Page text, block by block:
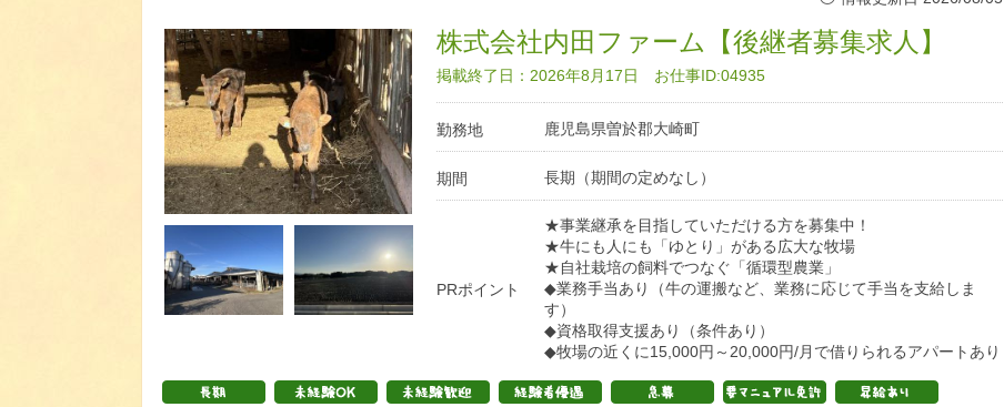
株式会社内田ファーム【後継者募集求人】
掲載終了日：2026年8月17日 お仕事ID:04935
勤務地 鹿児島県曽於郡大崎町
期間 長期（期間の定めなし）
PRポイント
★事業継承を目指していただける方を募集中！
★牛にも人にも「ゆとり」がある広大な牧場
★自社栽培の飼料でつなぐ「循環型農業」
◆業務手当あり（牛の運搬など、業務に応じて手当を支給しま
す）
◆資格取得支援あり（条件あり）
◆牧場の近くに15,000円～20,000円/月で借りられるアパートあり